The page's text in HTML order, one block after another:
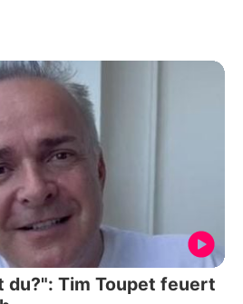
du?": Tim Toupet feuert